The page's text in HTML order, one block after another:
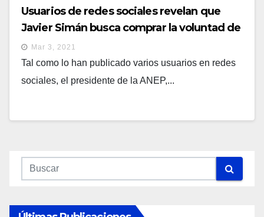
Usuarios de redes sociales revelan que
Javier Simán busca comprar la voluntad de
diputados electos de Nuevas Ideas
Mar 3, 2021
Tal como lo han publicado varios usuarios en redes
sociales, el presidente de la ANEP,...